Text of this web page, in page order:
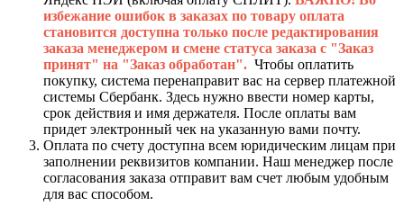
избежание ошибок в заказах по товару оплата
становится доступна только после редактирования
заказа менеджером и смене статуса заказа с "Заказ
принят" на "Заказ обработан". Чтобы оплатить
покупку, система перенаправит вас на сервер платежной
системы Сбербанк. Здесь нужно ввести номер карты,
срок действия и имя держателя. После оплаты вам
придет электронный чек на указанную вами почту.
Оплата по счету доступна всем юридическим лицам при
заполнении реквизитов компании. Наш менеджер после
согласования заказа отправит вам счет любым удобным
для вас способом.